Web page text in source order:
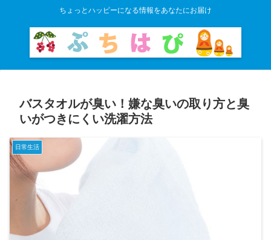
ちょっとハッピーになる情報をあなたにお届け
バスタオルが臭い！嫌な臭いの取り方と臭
いがつきにくい洗濯方法
日常生活